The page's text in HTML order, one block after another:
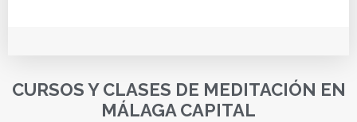
CURSOS Y CLASES DE MEDITACIÓN EN
MÁLAGA CAPITAL